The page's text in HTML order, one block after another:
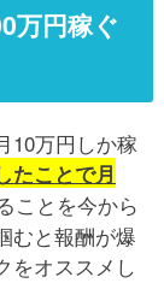
万円稼ぐ
10万円しか稼
たことで月
ことを今から
むと報酬が爆
をオススメし